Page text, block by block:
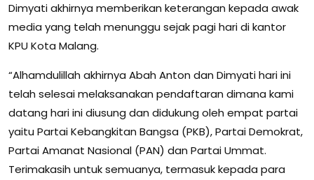
Dimyati akhirnya memberikan keterangan kepada awak
media yang telah menunggu sejak pagi hari di kantor
KPU Kota Malang.
“Alhamdulillah akhirnya Abah Anton dan Dimyati hari ini
telah selesai melaksanakan pendaftaran dimana kami
datang hari ini diusung dan didukung oleh empat partai
yaitu Partai Kebangkitan Bangsa (PKB), Partai Demokrat,
Partai Amanat Nasional (PAN) dan Partai Ummat.
Terimakasih untuk semuanya, termasuk kepada para